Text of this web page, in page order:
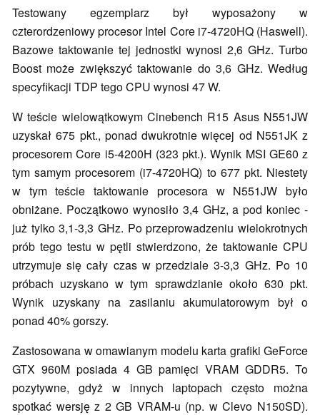
Testowany egzemplarz był wyposażony w
czterordzeniowy procesor Intel Core i7-4720HQ (Haswell).
Bazowe taktowanie tej jednostki wynosi 2,6 GHz. Turbo
Boost może zwiększyć taktowanie do 3,6 GHz. Według
specyfikacji TDP tego CPU wynosi 47 W.
W teście wielowątkowym Cinebench R15 Asus N551JW
uzyskał 675 pkt., ponad dwukrotnie więcej od N551JK z
procesorem Core i5-4200H (323 pkt.). Wynik MSI GE60 z
tym samym procesorem (i7-4720HQ) to 677 pkt. Niestety
w tym teście taktowanie procesora w N551JW było
obniżane. Początkowo wynosiło 3,4 GHz, a pod koniec -
już tylko 3,1-3,3 GHz. Po przeprowadzeniu wielokrotnych
prób tego testu w pętli stwierdzono, że taktowanie CPU
utrzymuje się cały czas w przedziale 3-3,3 GHz. Po 10
próbach uzyskano w tym sprawdzianie około 630 pkt.
Wynik uzyskany na zasilaniu akumulatorowym był o
ponad 40% gorszy.
Zastosowana w omawianym modelu karta grafiki GeForce
GTX 960M posiada 4 GB pamięci VRAM GDDR5. To
pozytywne, gdyż w innych laptopach często można
spotkać wersję z 2 GB VRAM-u (np. w Clevo N150SD).